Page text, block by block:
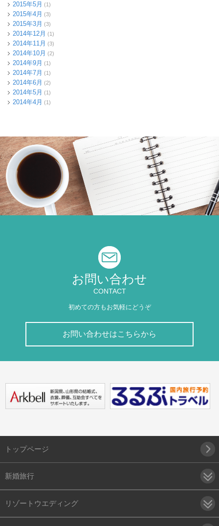
2015年5月 (1)
2015年4月 (3)
2015年3月 (3)
2014年12月 (1)
2014年11月 (3)
2014年10月 (2)
2014年9月 (1)
2014年7月 (1)
2014年6月 (2)
2014年5月 (1)
2014年4月 (1)
お問い合わせ
CONTACT
初めての方もお気軽にどうぞ
お問い合わせはこちらから
トップページ
新婚旅行
リゾートウエディング